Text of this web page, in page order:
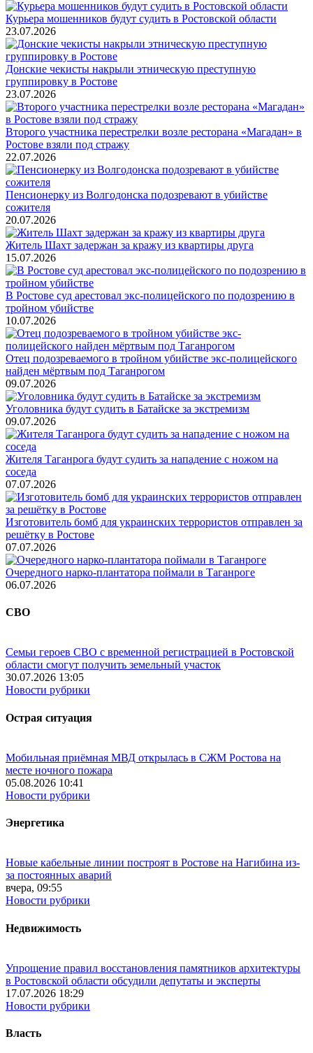
Курьера мошенников будут судить в Ростовской области
23.07.2026
Донские чекисты накрыли этническую преступную
группировку в Ростове
23.07.2026
Второго участника перестрелки возле ресторана «Магадан» в
Ростове взяли под стражу
22.07.2026
Пенсионерку из Волгодонска подозревают в убийстве
сожителя
20.07.2026
Житель Шахт задержан за кражу из квартиры друга
15.07.2026
В Ростове суд арестовал экс-полицейского по подозрению в
тройном убийстве
10.07.2026
Отец подозреваемого в тройном убийстве экс-полицейского
найден мёртвым под Таганрогом
09.07.2026
Уголовника будут судить в Батайске за экстремизм
09.07.2026
Жителя Таганрога будут судить за нападение с ножом на
соседа
07.07.2026
Изготовитель бомб для украинских террористов отправлен за
решётку в Ростове
07.07.2026
Очередного нарко-плантатора поймали в Таганроге
06.07.2026
СВО
Семьи героев СВО с временной регистрацией в Ростовской
области смогут получить земельный участок
30.07.2026 13:05
Новости рубрики
Острая ситуация
Мобильная приёмная МВД открылась в СЖМ Ростова на
месте ночного пожара
05.08.2026 10:41
Новости рубрики
Энергетика
Новые кабельные линии построят в Ростове на Нагибина из-
за постоянных аварий
вчера, 09:55
Новости рубрики
Недвижимость
Упрощение правил восстановления памятников архитектуры
в Ростовской области обсудили депутаты и эксперты
17.07.2026 18:29
Новости рубрики
Власть